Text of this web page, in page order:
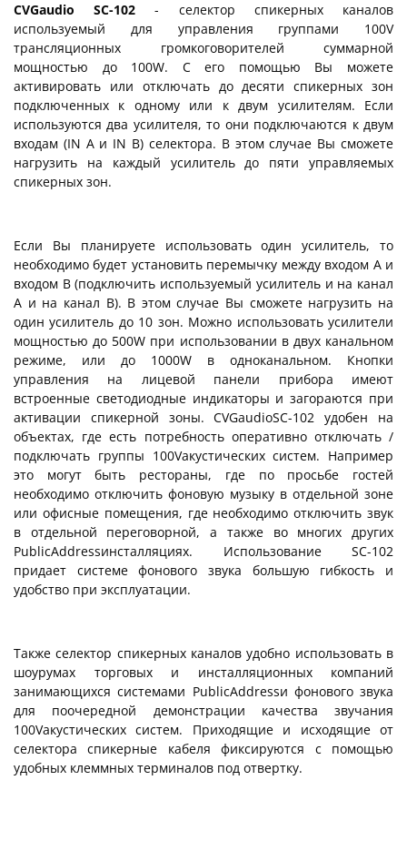
CVGaudio SC-102 - селектор спикерных каналов
используемый для управления группами 100V
трансляционных громкоговорителей суммарной
мощностью до 100W. С его помощью Вы можете
активировать или отключать до десяти спикерных зон
подключенных к одному или к двум усилителям. Если
используются два усилителя, то они подключаются к двум
входам (IN A и IN B) селектора. В этом случае Вы сможете
нагрузить на каждый усилитель до пяти управляемых
спикерных зон.
Если Вы планируете использовать один усилитель, то
необходимо будет установить перемычку между входом A и
входом B (подключить используемый усилитель и на канал
А и на канал В). В этом случае Вы сможете нагрузить на
один усилитель до 10 зон. Можно использовать усилители
мощностью до 500W при использовании в двух канальном
режиме, или до 1000W в одноканальном. Кнопки
управления на лицевой панели прибора имеют
встроенные светодиодные индикаторы и загораются при
активации спикерной зоны. CVGaudioSC-102 удобен на
объектах, где есть потребность оперативно отключать /
подключать группы 100Vакустических систем. Например
это могут быть рестораны, где по просьбе гостей
необходимо отключить фоновую музыку в отдельной зоне
или офисные помещения, где необходимо отключить звук
в отдельной переговорной, а также во многих других
PublicAddressинсталляциях. Использование SC-102
придает системе фонового звука большую гибкость и
удобство при эксплуатации.
Также селектор спикерных каналов удобно использовать в
шоурумах торговых и инсталляционных компаний
занимающихся системами PublicAddressи фонового звука
для поочередной демонстрации качества звучания
100Vакустических систем. Приходящие и исходящие от
селектора спикерные кабеля фиксируются с помощью
удобных клеммных терминалов под отвертку.